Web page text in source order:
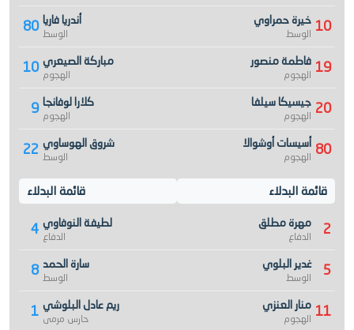
80 أندريا فاريا
الوسط
10 مباركة الصيعري
الهجوم
9 كلارا لوفانجا
الهجوم
22 شروق الهوساوي
الوسط
قائمة البدلاء
4 لطيفة النوفاوي
الدفاع
8 سارة الحمد
الوسط
1 ريم عادل البلوشي
حارس مرمى
10 خيرة حمراوي
الوسط
19 فاطمة منصور
الهجوم
20 جيسيكا سيلفا
الهجوم
80 أسيسات أوشوالا
الهجوم
قائمة البدلاء
2 مهرة مطلق
الدفاع
5 غدير البلوي
الوسط
11 منار العنزي
الهجوم